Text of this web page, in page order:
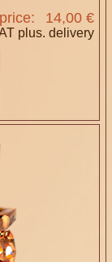
14,00 €
plus. delivery